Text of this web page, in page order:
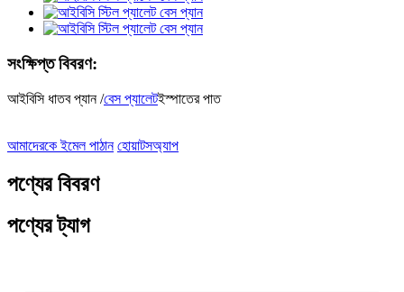
সংক্ষিপ্ত বিবরণ:
আইবিসি ধাতব প্যান /বেস প্যালেটইস্পাতের পাত
আমাদেরকে ইমেল পাঠান হোয়াটসঅ্যাপ
পণ্যের বিবরণ
পণ্যের ট্যাগ